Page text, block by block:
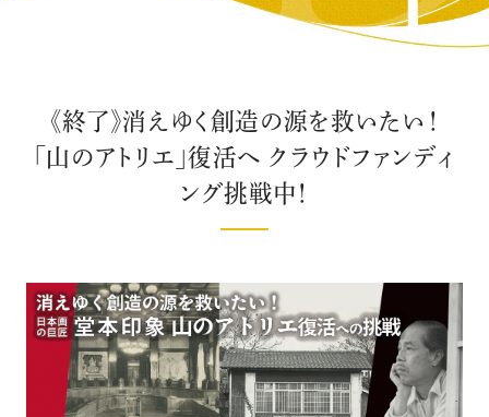
《終了》消えゆく創造の源を救いたい！
「山のアトリエ」復活へ クラウドファンディ
ング挑戦中！